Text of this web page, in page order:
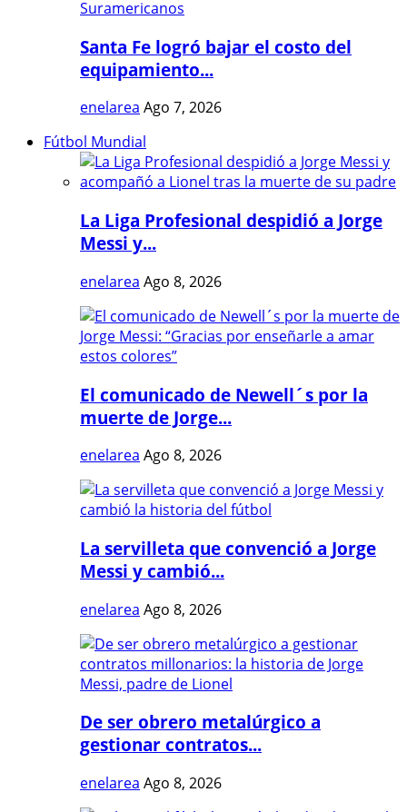
Santa Fe logró bajar el costo del
equipamiento...
enelarea Ago 7, 2026
Fútbol Mundial
La Liga Profesional despidió a Jorge
Messi y...
enelarea Ago 8, 2026
El comunicado de Newell´s por la
muerte de Jorge...
enelarea Ago 8, 2026
La servilleta que convenció a Jorge
Messi y cambió...
enelarea Ago 8, 2026
De ser obrero metalúrgico a
gestionar contratos...
enelarea Ago 8, 2026